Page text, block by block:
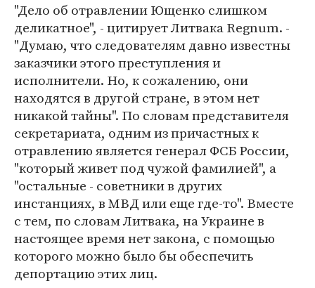
"Дело об отравлении Ющенко слишком
деликатное", - цитирует Литвака Regnum. -
"Думаю, что следователям давно известны
заказчики этого преступления и
исполнители. Но, к сожалению, они
находятся в другой стране, в этом нет
никакой тайны". По словам представителя
секретариата, одним из причастных к
отравлению является генерал ФСБ России,
"который живет под чужой фамилией", а
"остальные - советники в других
инстанциях, в МВД или еще где-то". Вместе
с тем, по словам Литвака, на Украине в
настоящее время нет закона, с помощью
которого можно было бы обеспечить
депортацию этих лиц.